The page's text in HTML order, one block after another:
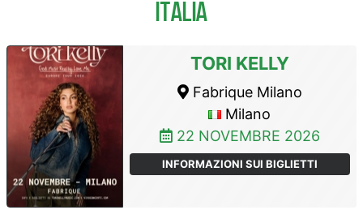
ITALIA
TORI KELLY
Fabrique Milano
Milano
22 NOVEMBRE 2026
INFORMAZIONI SUI BIGLIETTI